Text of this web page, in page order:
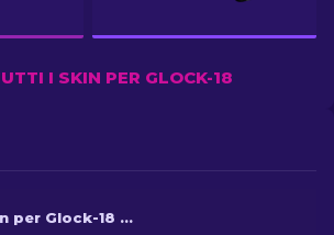
I SKIN PER GLOCK-18
Skin per Glock-18 di CS2: La Classifica Completa [2026]